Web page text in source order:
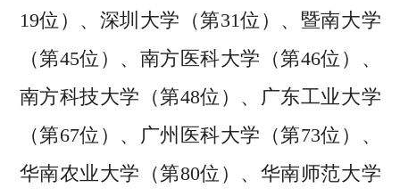
19位）、深圳大学（第31位）、暨南大学
（第45位）、南方医科大学（第46位）、
南方科技大学（第48位）、广东工业大学
（第67位）、广州医科大学（第73位）、
华南农业大学（第80位）、华南师范大学